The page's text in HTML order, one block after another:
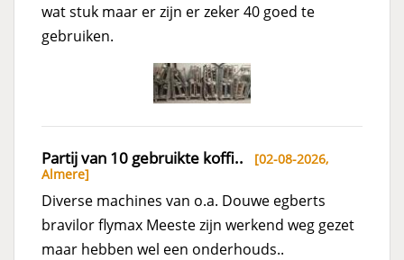
wat stuk maar er zijn er zeker 40 goed te
gebruiken.
Partij van 10 gebruikte koffi.. [02-08-2026,
Almere]
Diverse machines van o.a. Douwe egberts
bravilor flymax Meeste zijn werkend weg gezet
maar hebben wel een onderhouds..